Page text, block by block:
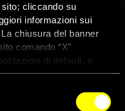
cliccando su
informazioni sui
chiusura del banner
comando “X”
di default, e
con i cookie